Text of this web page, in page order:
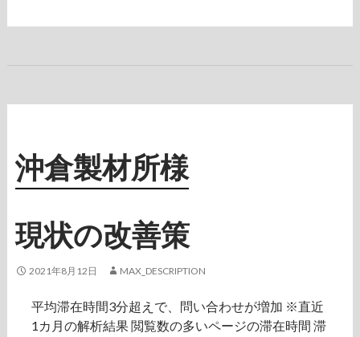
沖倉製材所様
現状の改善策
2021年8月12日 MAX_DESCRIPTION
平均滞在時間3分超えで、問い合わせが増加 ※直近
1カ月の解析結果 閲覧数の多いページの滞在時間 滞